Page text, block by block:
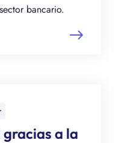
bancario.
a la